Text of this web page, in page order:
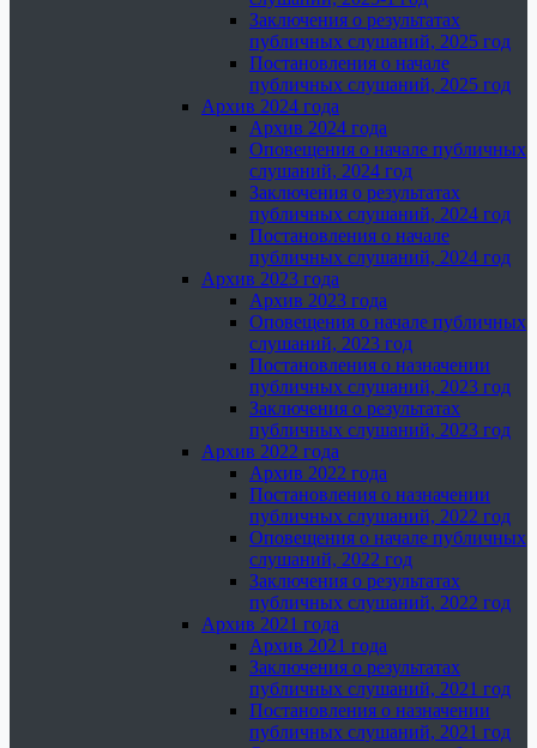
Заключения о результатах
публичных слушаний, 2025 год
Постановления о начале
публичных слушаний, 2025 год
Архив 2024 года
Архив 2024 года
Оповещения о начале публичных
слушаний, 2024 год
Заключения о результатах
публичных слушаний, 2024 год
Постановления о начале
публичных слушаний, 2024 год
Архив 2023 года
Архив 2023 года
Оповещения о начале публичных
слушаний, 2023 год
Постановления о назначении
публичных слушаний, 2023 год
Заключения о результатах
публичных слушаний, 2023 год
Архив 2022 года
Архив 2022 года
Постановления о назначении
публичных слушаний, 2022 год
Оповещения о начале публичных
слушаний, 2022 год
Заключения о результатах
публичных слушаний, 2022 год
Архив 2021 года
Архив 2021 года
Заключения о результатах
публичных слушаний, 2021 год
Постановления о назначении
публичных слушаний, 2021 год